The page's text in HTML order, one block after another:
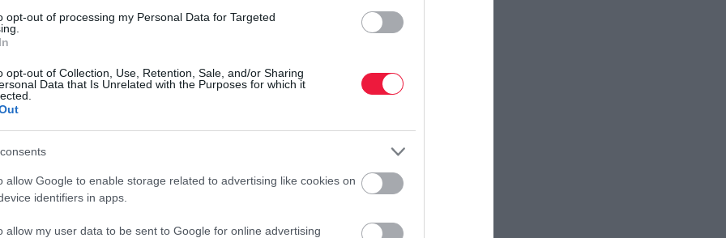
opt-out of processing my Personal Data for Targeted
opt-out of Collection, Use, Retention, Sale, and/or Sharing
Data that Is Unrelated with the Purposes for which it
allow Google to enable storage related to advertising like cookies on
identifiers in apps.
allow my user data to be sent to Google for online advertising
ellenálló fajták gyorsabban fejlődnek és hamarabb
jellemzően magasabb áron értékesíthető, így komoly
a betegségekkel szembeni ellenállóság, de az
héjú, egységes méretű, világos húsú újburgonya például
használata javasolt, amelyek segítenek stabilabb
viszonyok figyelésére, a talajhőmérséklet mérésére
rectangle